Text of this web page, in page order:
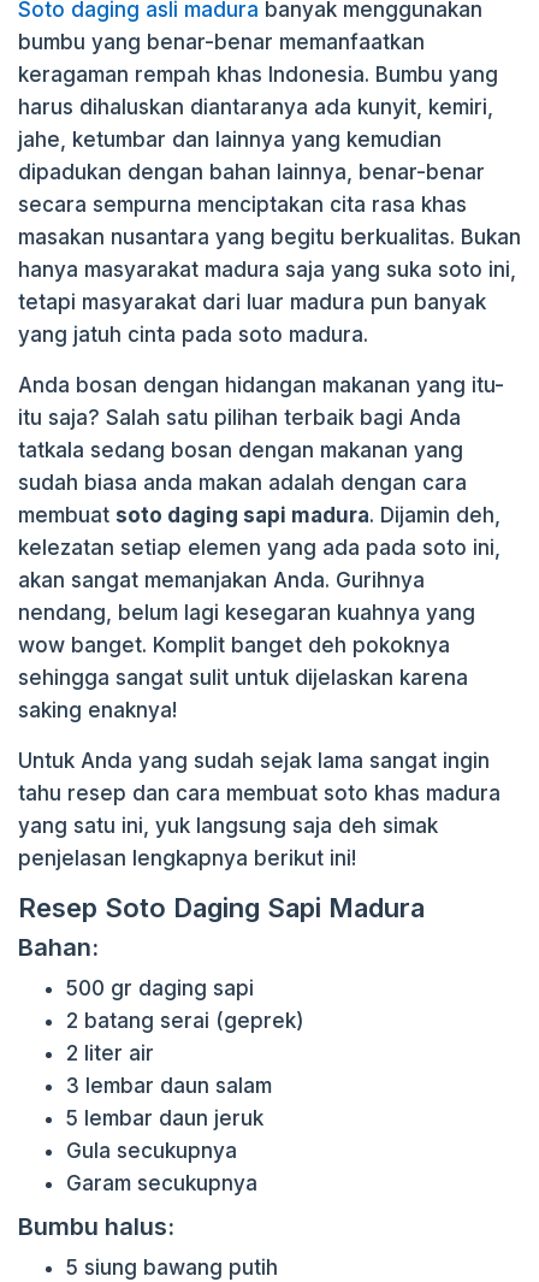
Soto daging asli madura banyak menggunakan
bumbu yang benar-benar memanfaatkan
keragaman rempah khas Indonesia. Bumbu yang
harus dihaluskan diantaranya ada kunyit, kemiri,
jahe, ketumbar dan lainnya yang kemudian
dipadukan dengan bahan lainnya, benar-benar
secara sempurna menciptakan cita rasa khas
masakan nusantara yang begitu berkualitas. Bukan
hanya masyarakat madura saja yang suka soto ini,
tetapi masyarakat dari luar madura pun banyak
yang jatuh cinta pada soto madura.
Anda bosan dengan hidangan makanan yang itu-
itu saja? Salah satu pilihan terbaik bagi Anda
tatkala sedang bosan dengan makanan yang
sudah biasa anda makan adalah dengan cara
membuat soto daging sapi madura. Dijamin deh,
kelezatan setiap elemen yang ada pada soto ini,
akan sangat memanjakan Anda. Gurihnya
nendang, belum lagi kesegaran kuahnya yang
wow banget. Komplit banget deh pokoknya
sehingga sangat sulit untuk dijelaskan karena
saking enaknya!
Untuk Anda yang sudah sejak lama sangat ingin
tahu resep dan cara membuat soto khas madura
yang satu ini, yuk langsung saja deh simak
penjelasan lengkapnya berikut ini!
Resep Soto Daging Sapi Madura
Bahan:
500 gr daging sapi
2 batang serai (geprek)
2 liter air
3 lembar daun salam
5 lembar daun jeruk
Gula secukupnya
Garam secukupnya
Bumbu halus:
5 siung bawang putih